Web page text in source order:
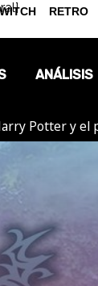
ANÁLISIS
Potter y
RETRO